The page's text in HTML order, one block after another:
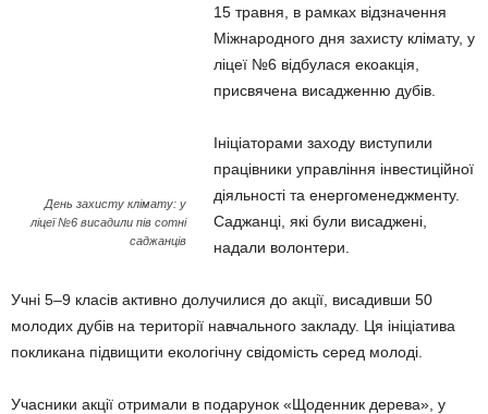
День захисту клімату: у
ліцеї №6 висадили пів сотні
саджанців
15 травня, в рамках відзначення
Міжнародного дня захисту клімату, у
ліцеї №6 відбулася екоакція,
присвячена висадженню дубів.
Ініціаторами заходу виступили
працівники управління інвестиційної
діяльності та енергоменеджменту.
Саджанці, які були висаджені,
надали волонтери.
Учні 5–9 класів активно долучилися до акції, висадивши 50
молодих дубів на території навчального закладу. Ця ініціатива
покликана підвищити екологічну свідомість серед молоді.
Учасники акції отримали в подарунок «Щоденник дерева», у